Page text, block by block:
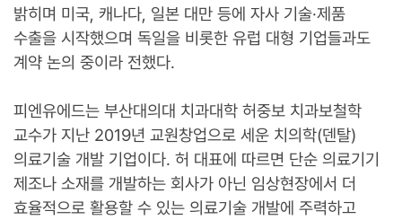
밝히며 미국, 캐나다, 일본 대만 등에 자사 기술·제품
수출을 시작했으며 독일을 비롯한 유럽 대형 기업들과도
계약 논의 중이라 전했다.
피엔유에드는 부산대의대 치과대학 허중보 치과보철학
교수가 지난 2019년 교원창업으로 세운 치의학(덴탈)
의료기술 개발 기업이다. 허 대표에 따르면 단순 의료기기
제조나 소재를 개발하는 회사가 아닌 임상현장에서 더
효율적으로 활용할 수 있는 의료기술 개발에 주력하고